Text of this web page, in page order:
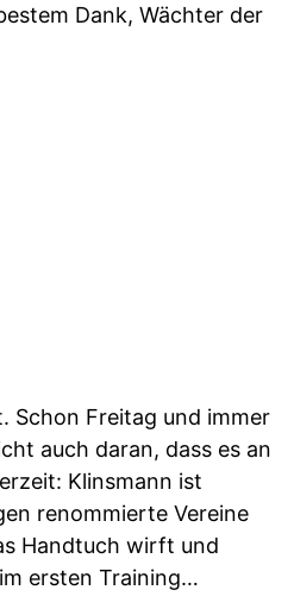
Dank, Wächter der
Schon Freitag und immer
auch daran, dass es an
Klinsmann ist
renommierte Vereine
Handtuch wirft und
ersten Training…